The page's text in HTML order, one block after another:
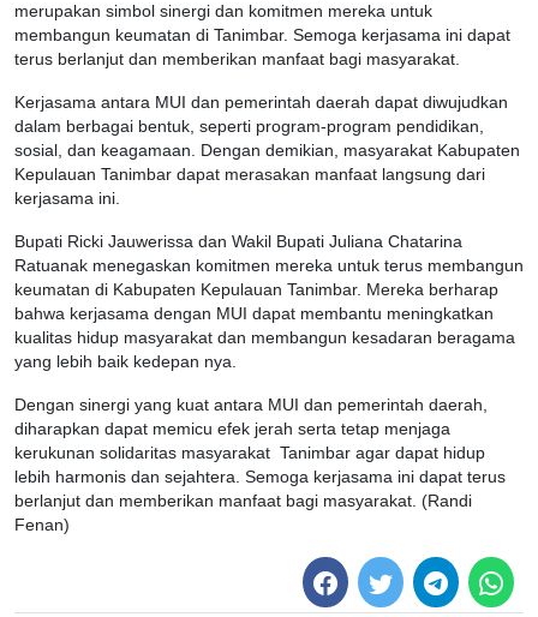
merupakan simbol sinergi dan komitmen mereka untuk
membangun keumatan di Tanimbar. Semoga kerjasama ini dapat
terus berlanjut dan memberikan manfaat bagi masyarakat.
Kerjasama antara MUI dan pemerintah daerah dapat diwujudkan
dalam berbagai bentuk, seperti program-program pendidikan,
sosial, dan keagamaan. Dengan demikian, masyarakat Kabupaten
Kepulauan Tanimbar dapat merasakan manfaat langsung dari
kerjasama ini.
Bupati Ricki Jauwerissa dan Wakil Bupati Juliana Chatarina
Ratuanak menegaskan komitmen mereka untuk terus membangun
keumatan di Kabupaten Kepulauan Tanimbar. Mereka berharap
bahwa kerjasama dengan MUI dapat membantu meningkatkan
kualitas hidup masyarakat dan membangun kesadaran beragama
yang lebih baik kedepan nya.
Dengan sinergi yang kuat antara MUI dan pemerintah daerah,
diharapkan dapat memicu efek jerah serta tetap menjaga
kerukunan solidaritas masyarakat Tanimbar agar dapat hidup
lebih harmonis dan sejahtera. Semoga kerjasama ini dapat terus
berlanjut dan memberikan manfaat bagi masyarakat. (Randi
Fenan)